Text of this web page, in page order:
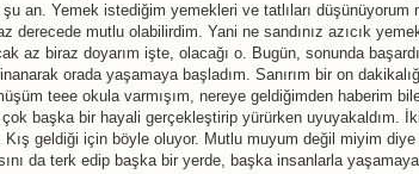
an. Yemek istediğim yemekleri ve tatlıları düşünüyorum
derecede mutlu olabilirdim. Yani ne sandınız azıcık
az biraz doyarım işte, olacağı o. Bugün, sonunda
orada yaşamaya başladım. Sanırım bir on
teee okula varmışım, nereye geldiğimden haberim
başka bir hayali gerçekleştirip yürürken uyuyakaldım.
geldiği için böyle oluyor. Mutlu muyum değil miyim diye
da terk edip başka bir yerde, başka insanlarla